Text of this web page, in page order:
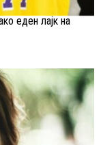
еден лајк на